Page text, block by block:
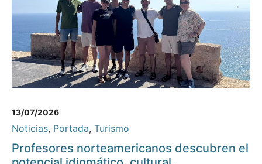
13/07/2026
Noticias, Portada, Turismo
Profesores norteamericanos descubren el